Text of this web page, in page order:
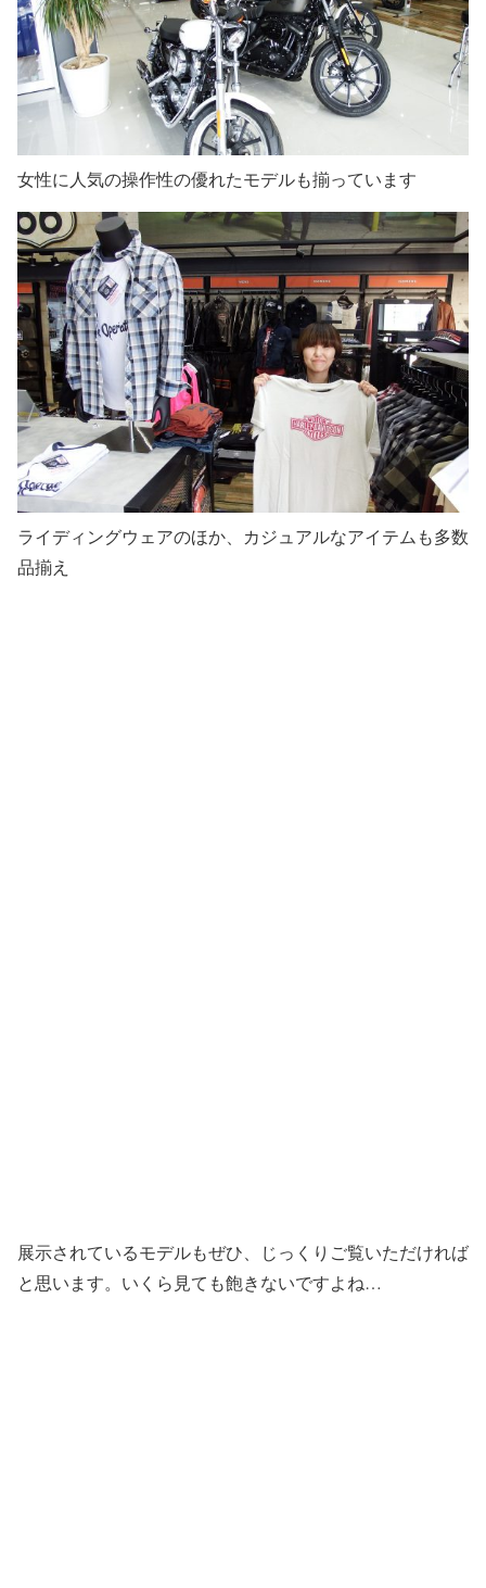
女性に人気の操作性の優れたモデルも揃っています
ライディングウェアのほか、カジュアルなアイテムも多数
品揃え
展示されているモデルもぜひ、じっくりご覧いただければ
と思います。いくら見ても飽きないですよね…